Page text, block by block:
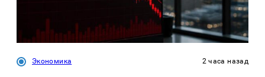
Экономика 2 часа назад